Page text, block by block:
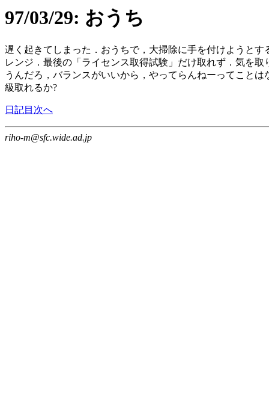
97/03/29: おうち
遅く起きてしまった．おうちで，大掃除に手を付けようと
レンジ．最後の「ライセンス取得試験」だけ取れず．気を
うんだろ，バランスがいいから，やってらんねーってこと
級取れるか?
日記目次へ
riho-m@sfc.wide.ad.jp